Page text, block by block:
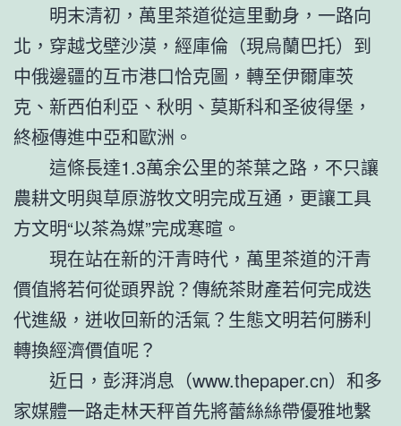
明末清初，萬里茶道從這里動身，一路向
北，穿越戈壁沙漠，經庫倫（現烏蘭巴托）到
中俄邊疆的互市港口恰克圖，轉至伊爾庫茨
克、新西伯利亞、秋明、莫斯科和圣彼得堡，
終極傳進中亞和歐洲。
這條長達1.3萬余公里的茶葉之路，不只讓
農耕文明與草原游牧文明完成互通，更讓工具
方文明“以茶為媒”完成寒暄。
現在站在新的汗青時代，萬里茶道的汗青
價值將若何從頭界說？傳統茶財產若何完成迭
代進級，迸收回新的活氣？生態文明若何勝利
轉換經濟價值呢？
近日，彭湃消息（www.thepaper.cn）和多
家媒體一路走林天秤首先將蕾絲絲帶優雅地繫